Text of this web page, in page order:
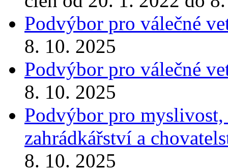
Podvýbor pro válečné
8. 10. 2025
Podvýbor pro válečné
8. 10. 2025
Podvýbor pro
zahrádkářství a
8. 10. 2025